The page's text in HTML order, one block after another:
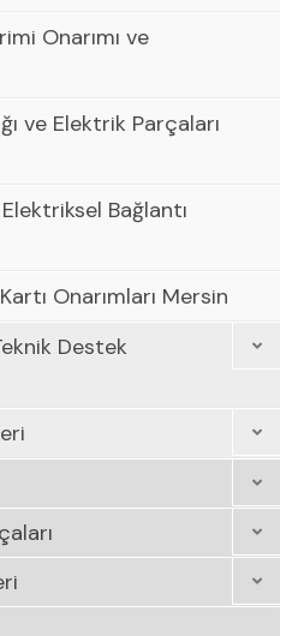
Onarımı ve
ve Elektrik Parçaları
Bağlantı
Onarımları Mersin
Destek